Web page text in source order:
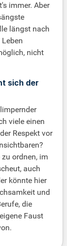
immer. Aber
längst nach
nicht
sich der
viele einen
Respekt vor
ordnen, im
auch
könnte hier
und
die
Faust